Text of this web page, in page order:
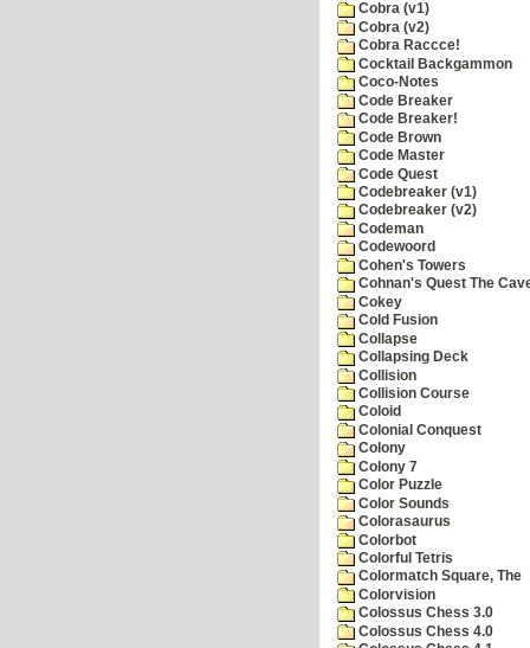
Cobra (v1)
Cobra (v2)
Cobra Raccce!
Cocktail Backgammon
Coco-Notes
Code Breaker
Code Breaker!
Code Brown
Code Master
Code Quest
Codebreaker (v1)
Codebreaker (v2)
Codeman
Codewoord
Cohen's Towers
Cohnan's Quest The
Cokey
Cold Fusion
Collapse
Collapsing Deck
Collision
Collision Course
Coloid
Colonial Conquest
Colony
Colony 7
Color Puzzle
Color Sounds
Colorasaurus
Colorbot
Colorful Tetris
Colormatch Square, The
Colorvision
Colossus Chess 3.0
Colossus Chess 4.0